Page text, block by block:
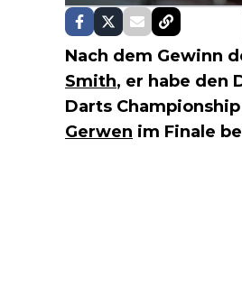
Nach dem Gewinn
Smith, er habe den
Darts
Gerwen im Finale